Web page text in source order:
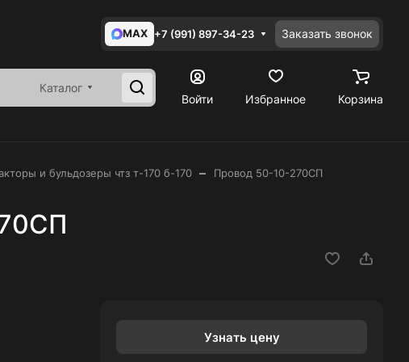
MAX +7 (991) 897-34-23 Заказать звонок
Каталог
Войти
Избранное Корзина
и бульдозеры чтз т-170 б-170 – Провод 50-10-270СП
Узнать цену